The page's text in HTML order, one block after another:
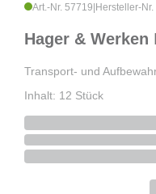
Art.-Nr. 57719 Hersteller-
Hager & Werken
Transport- und
Inhalt: 12 Stück